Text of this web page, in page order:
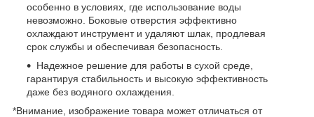
особенно в условиях, где использование воды
невозможно. Боковые отверстия эффективно
охлаждают инструмент и удаляют шлак, продлевая
срок службы и обеспечивая безопасность.
Надежное решение для работы в сухой среде,
гарантируя стабильность и высокую эффективность
даже без водяного охлаждения.
*Внимание, изображение товара может отличаться от